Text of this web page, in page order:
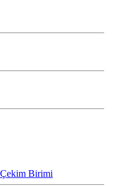
Birimi